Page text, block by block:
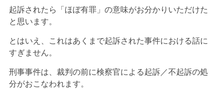
起訴されたら「ほぼ有罪」の意味がお分かりいただけた
と思います。
とはいえ、これはあくまで起訴された事件における話に
すぎません。
刑事事件は、裁判の前に検察官による起訴／不起訴の処
分がおこなわれます。